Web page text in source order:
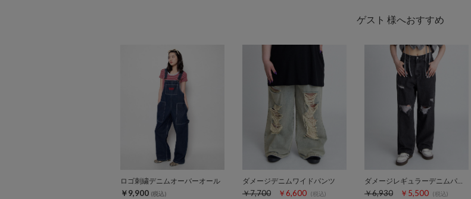
ゲスト 様へおすすめ
ロゴ刺繍デニムオーバーオール
￥9,900 (税込)
ダメージデニムワイドパンツ
￥7,700 ￥6,600 (税込)
ダメージレギュラーデニムパンツ
￥6,930 ￥5,500 (税込)